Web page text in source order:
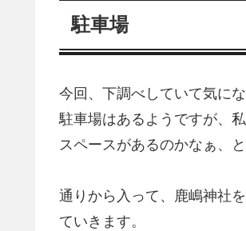
駐車場
今回、下調べしていて気に
駐車場はあるようですが、
スペースがあるのかなぁ、
通りから入って、鹿嶋神社
ていきます。